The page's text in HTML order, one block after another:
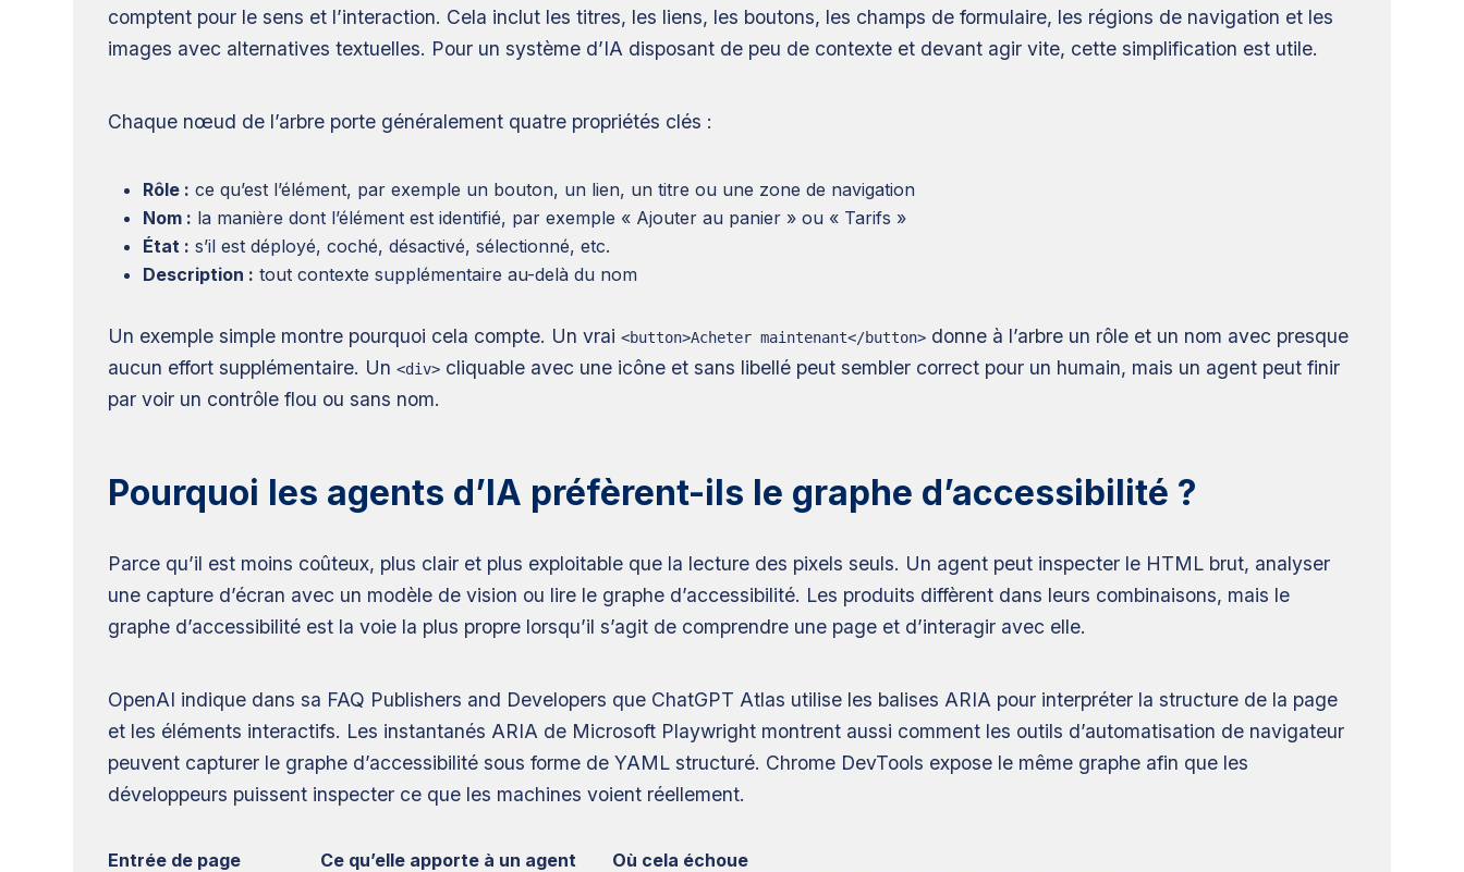
comptent pour le sens et l’interaction. Cela inclut les titres, les liens, les boutons, les champs de formulaire, les régions de navigation et les
images avec alternatives textuelles. Pour un système d’IA disposant de peu de contexte et devant agir vite, cette simplification est utile.
Chaque nœud de l’arbre porte généralement quatre propriétés clés :
Rôle : ce qu’est l’élément, par exemple un bouton, un lien, un titre ou une zone de navigation
Nom : la manière dont l’élément est identifié, par exemple « Ajouter au panier » ou « Tarifs »
État : s’il est déployé, coché, désactivé, sélectionné, etc.
Description : tout contexte supplémentaire au-delà du nom
Un exemple simple montre pourquoi cela compte. Un vrai<button>Acheter maintenant</button> donne à l’arbre un rôle et un nom avec presque
aucun effort supplémentaire. Un<div> cliquable avec une icône et sans libellé peut sembler correct pour un humain, mais un agent peut finir
par voir un contrôle flou ou sans nom.
Pourquoi les agents d’IA préfèrent-ils le graphe d’accessibilité ?
Parce qu’il est moins coûteux, plus clair et plus exploitable que la lecture des pixels seuls. Un agent peut inspecter le HTML brut, analyser
une capture d’écran avec un modèle de vision ou lire le graphe d’accessibilité. Les produits diffèrent dans leurs combinaisons, mais le
graphe d’accessibilité est la voie la plus propre lorsqu’il s’agit de comprendre une page et d’interagir avec elle.
OpenAI indique dans sa FAQ Publishers and Developers que ChatGPT Atlas utilise les balises ARIA pour interpréter la structure de la page
et les éléments interactifs. Les instantanés ARIA de Microsoft Playwright montrent aussi comment les outils d’automatisation de navigateur
peuvent capturer le graphe d’accessibilité sous forme de YAML structuré. Chrome DevTools expose le même graphe afin que les
développeurs puissent inspecter ce que les machines voient réellement.
Entrée de page Ce qu’elle apporte à un agent
Où cela échoue